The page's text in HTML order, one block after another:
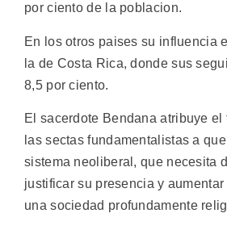
por ciento de la poblacion.
En los otros paises su influencia
la de Costa Rica, donde sus
8,5 por ciento.
El sacerdote Bendana atribuye
las sectas fundamentalistas a
sistema neoliberal, que necesita
justificar su presencia y
una sociedad profundamente